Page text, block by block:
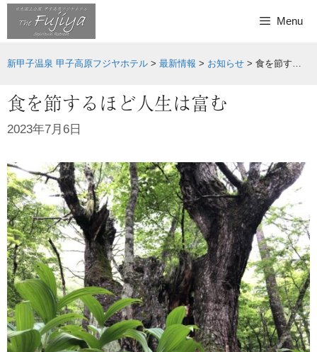
Skip
Menu
新甲子温泉 甲子高原フジヤホテル > 最新情報 > お知らせ > 食を節するほど人生は富む
食を節するほど人生は富む
2023年7月6日